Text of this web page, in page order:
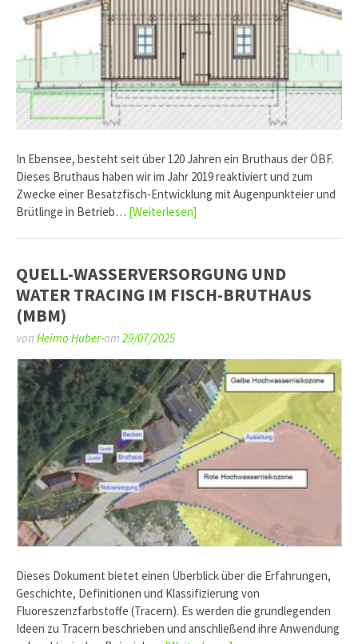
In Ebensee, besteht seit über 120 Jahren ein Bruthaus der ÖBF.
Dieses Bruthaus haben wir im Jahr 2019 reaktiviert und zum
Zwecke einer Besatzfisch-Entwicklung mit Augenpunkteier und
Brütlinge in Betrieb… [Weiterlesen]
QUELL-WASSERVERSORGUNG UND
WATER TRACING IM FISCH-BRUTHAUS
(MBM)
von Heimo Huber-am 29/07/2025
Dieses Dokument bietet einen Überblick über die Erfahrungen,
Geschichte, Definitionen und Klassifizierung von
Fluoreszenzfarbstoffe (Tracern). Es werden die grundlegenden
Ideen zu Tracern beschrieben und anschließend ihre Anwendung